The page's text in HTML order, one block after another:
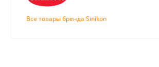
Все товары бренда Sinikon